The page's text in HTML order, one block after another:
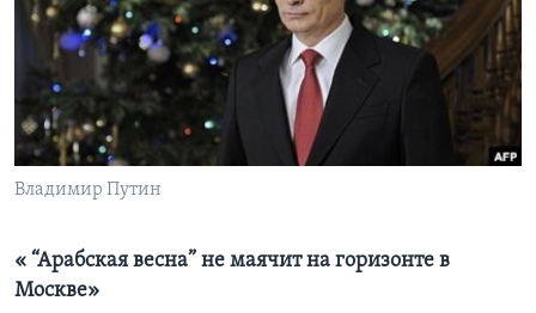
Learning English
СОЦИАЛЬНЫЕ СЕТИ
Владимир Путин
« “Арабская весна” не маячит на горизонте в
Москве»